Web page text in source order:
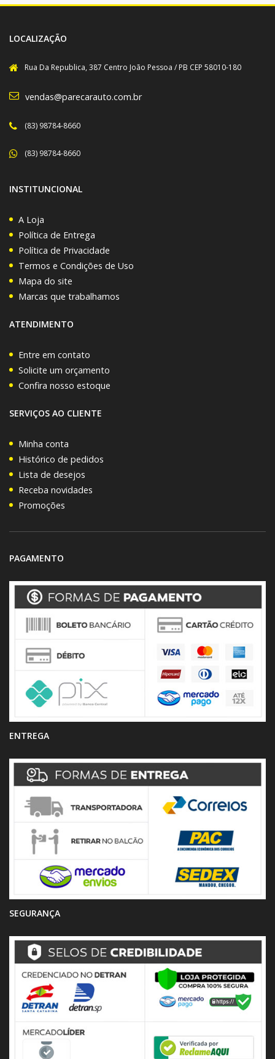
LOCALIZAÇÃO
Rua Da Republica, 387 Centro João Pessoa / PB CEP 58010-180
vendas@parecarauto.com.br
(83) 98784-8660
(83) 98784-8660
INSTITUNCIONAL
A Loja
Política de Entrega
Política de Privacidade
Termos e Condições de Uso
Mapa do site
Marcas que trabalhamos
ATENDIMENTO
Entre em contato
Solicite um orçamento
Confira nosso estoque
SERVIÇOS AO CLIENTE
Minha conta
Histórico de pedidos
Lista de desejos
Receba novidades
Promoções
PAGAMENTO
ENTREGA
SEGURANÇA